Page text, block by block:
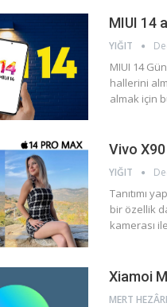
MIUI 14
YIĞIT
MIUI 14
hallerini
almak için
Vivo
YIĞIT
Tanıtımı
bir özellik
kamerası
Xiamoi
MERT